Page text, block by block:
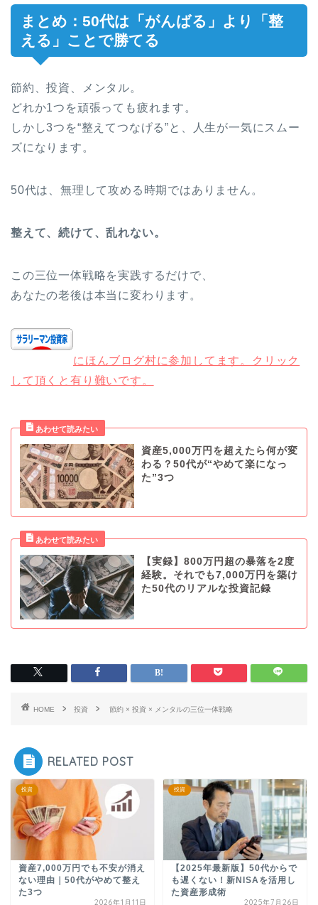
まとめ：50代は「がんばる」より「整
える」ことで勝てる
節約、投資、メンタル。
どれか1つを頑張っても疲れます。
しかし3つを“整えてつなげる”と、人生が一気にスムー
ズになります。
50代は、無理して攻める時期ではありません。
整えて、続けて、乱れない。
この三位一体戦略を実践するだけで、
あなたの老後は本当に変わります。
にほんブログ村に参加してます。クリック
して頂くと有り難いです。
資産5,000万円を超えたら何が変
わる？50代が“やめて楽になっ
た”3つ
【実録】800万円超の暴落を2度
経験。それでも7,000万円を築け
た50代のリアルな投資記録
HOME 投資 節約 × 投資 × メンタルの三位一体戦略
RELATED POST
投資
資産7,000万円でも不安が消え
ない理由｜50代がやめて整え
た3つ
2026年1月11日
投資
【2025年最新版】50代からで
も遅くない！新NISAを活用し
た資産形成術
2025年7月26日